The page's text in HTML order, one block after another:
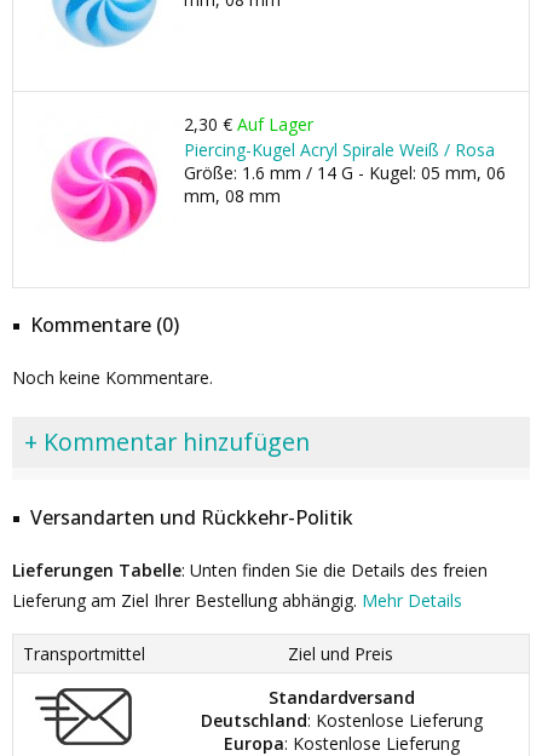
2,30 € Auf Lager
Piercing-Kugel Acryl Spirale Weiß / Rosa
Größe: 1.6 mm / 14 G - Kugel: 05 mm, 06
mm, 08 mm
Kommentare (0)
Noch keine Kommentare.
+ Kommentar hinzufügen
Versandarten und Rückkehr-Politik
Lieferungen Tabelle: Unten finden Sie die Details des freien
Lieferung am Ziel Ihrer Bestellung abhängig. Mehr Details
Transportmittel
Ziel und Preis
Standardversand
Deutschland: Kostenlose Lieferung
Europa: Kostenlose Lieferung